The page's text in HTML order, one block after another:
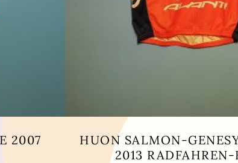
2007
HUON SALMON-
2013